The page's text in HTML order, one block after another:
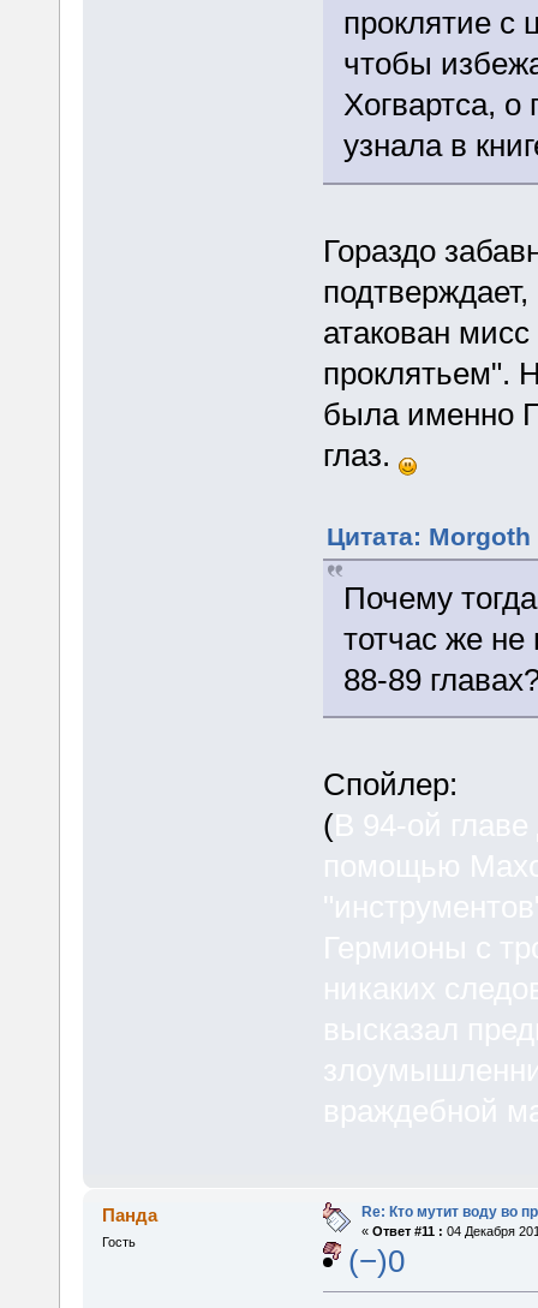
проклятие с
чтобы
Хогвартса,
узнала в
Гораздо
атакован
проклятьем".
была именно
глаз.
Цитата: Morgoth
Почему
тотчас же
88-89
Спойлер:
(В 94-ой
помощью
Гермионы с
никаких
высказал
враждебной
Панда
Гость
Re: Кто мутит воду во
« Ответ #11 : 04 Декабря
(−)0